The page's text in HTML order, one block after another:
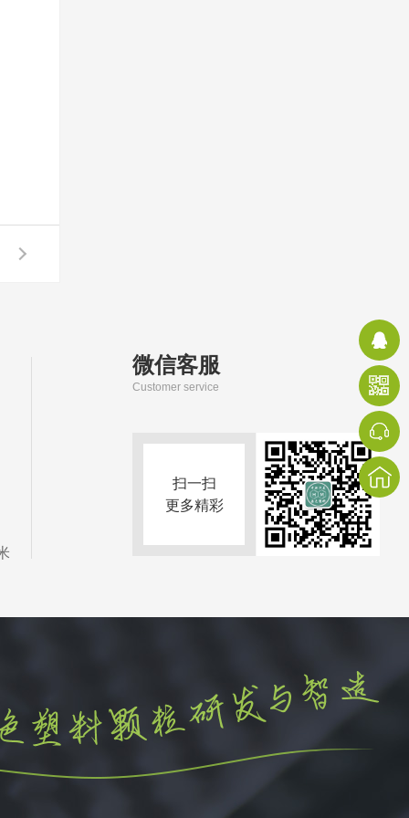
微信客服
Customer service
扫一扫
更多精彩